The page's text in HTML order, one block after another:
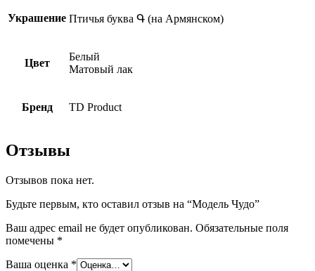
Украшение Птичья буква Գ (на Армянском)
Цвет
Белый
Матовый лак
Бренд TD Product
Отзывы
Отзывов пока нет.
Будьте первым, кто оставил отзыв на “Модель Чудо”
Ваш адрес email не будет опубликован. Обязательные поля
помечены *
Ваша оценка *